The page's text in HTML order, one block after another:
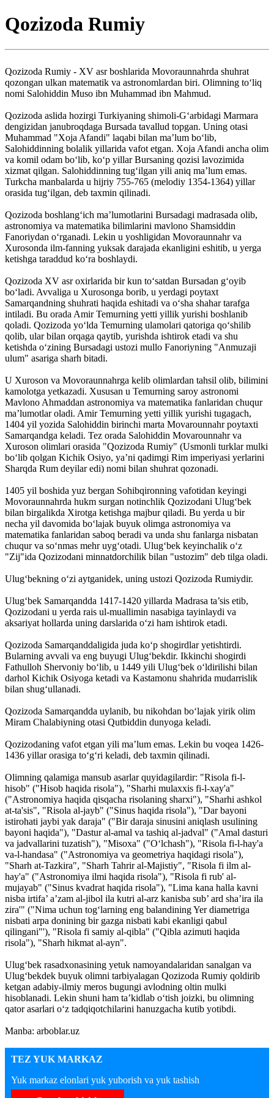
Qozizoda Rumiy
Qozizoda Rumiy - XV asr boshlarida Movoraunnahrda shuhrat
qozongan ulkan matematik va astronomlardan biri. Olimning to‘liq
nomi Salohiddin Muso ibn Muhammad ibn Mahmud.
Qozizoda aslida hozirgi Turkiyaning shimoli-G‘arbidagi Marmara
dengizidan janubroqdaga Bursada tavallud topgan. Uning otasi
Muhammad "Xoja Afandi" laqabi bilan ma’lum bo‘lib,
Salohiddinning bolalik yillarida vafot etgan. Xoja Afandi ancha olim
va komil odam bo‘lib, ko‘p yillar Bursaning qozisi lavozimida
xizmat qilgan. Salohiddinning tug‘ilgan yili aniq ma’lum emas.
Turkcha manbalarda u hijriy 755-765 (melodiy 1354-1364) yillar
orasida tug‘ilgan, deb taxmin qilinadi.
Qozizoda boshlang‘ich ma’lumotlarini Bursadagi madrasada olib,
astronomiya va matematika bilimlarini mavlono Shamsiddin
Fanoriydan o‘rganadi. Lekin u yoshligidan Movoraunnahr va
Xurosonda ilm-fanning yuksak darajada ekanligini eshitib, u yerga
ketishga taraddud ko‘ra boshlaydi.
Qozizoda XV asr oxirlarida bir kun to‘satdan Bursadan g‘oyib
bo‘ladi. Avvaliga u Xurosonga borib, u yerdagi poytaxt
Samarqandning shuhrati haqida eshitadi va o‘sha shahar tarafga
intiladi. Bu orada Amir Temurning yetti yillik yurishi boshlanib
qoladi. Qozizoda yo‘lda Temurning ulamolari qatoriga qo‘shilib
qolib, ular bilan orqaga qaytib, yurishda ishtirok etadi va shu
ketishda o‘zining Bursadagi ustozi mullo Fanoriyning "Anmuzaji
ulum" asariga sharh bitadi.
U Xuroson va Movoraunnahrga kelib olimlardan tahsil olib, bilimini
kamolotga yetkazadi. Xususan u Temurning saroy astronomi
Mavlono Ahmaddan astronomiya va matematika fanlaridan chuqur
ma’lumotlar oladi. Amir Temurning yetti yillik yurishi tugagach,
1404 yil yozida Salohiddin birinchi marta Movarounnahr poytaxti
Samarqandga keladi. Tez orada Salohiddin Movarounnahr va
Xuroson olimlari orasida "Qozizoda Rumiy" (Usmonli turklar mulki
bo‘lib qolgan Kichik Osiyo, ya’ni qadimgi Rim imperiyasi yerlarini
Sharqda Rum deyilar edi) nomi bilan shuhrat qozonadi.
1405 yil boshida yuz bergan Sohibqironning vafotidan keyingi
Movoraunnahrda hukm surgan notinchlik Qozizodani Ulug‘bek
bilan birgalikda Xirotga ketishga majbur qiladi. Bu yerda u bir
necha yil davomida bo‘lajak buyuk olimga astronomiya va
matematika fanlaridan saboq beradi va unda shu fanlarga nisbatan
chuqur va so‘nmas mehr uyg‘otadi. Ulug‘bek keyinchalik o‘z
"Zij"ida Qozizodani minnatdorchilik bilan "ustozim" deb tilga oladi.
Ulug‘bekning o‘zi aytganidek, uning ustozi Qozizoda Rumiydir.
Ulug‘bek Samarqandda 1417-1420 yillarda Madrasa ta’sis etib,
Qozizodani u yerda rais ul-muallimin nasabiga tayinlaydi va
aksariyat hollarda uning darslarida o‘zi ham ishtirok etadi.
Qozizoda Samarqanddaligida juda ko‘p shogirdlar yetishtirdi.
Bularning avvali va eng buyugi Ulug‘bekdir. Ikkinchi shogirdi
Fathulloh Shervoniy bo‘lib, u 1449 yili Ulug‘bek o‘ldirilishi bilan
darhol Kichik Osiyoga ketadi va Kastamonu shahrida mudarrislik
bilan shug‘ullanadi.
Qozizoda Samarqandda uylanib, bu nikohdan bo‘lajak yirik olim
Miram Chalabiyning otasi Qutbiddin dunyoga keladi.
Qozizodaning vafot etgan yili ma’lum emas. Lekin bu voqea 1426-
1436 yillar orasiga to‘g‘ri keladi, deb taxmin qilinadi.
Olimning qalamiga mansub asarlar quyidagilardir: "Risola fi-l-
hisob" ("Hisob haqida risola"), "Sharhi mulaxxis fi-l-xay'a"
("Astronomiya haqida qisqacha risolaning sharxi"), "Sharhi ashkol
at-ta'sis", "Risola al-jayb" ("Sinus haqida risola"), "Dar bayoni
istirohati jaybi yak daraja" ("Bir daraja sinusini aniqlash usulining
bayoni haqida"), "Dastur al-amal va tashiq al-jadval" ("Amal dasturi
va jadvallarini tuzatish"), "Misoxa" ("O‘lchash"), "Risola fi-l-hay'a
va-l-handasa" ("Astronomiya va geometriya haqidagi risola"),
"Sharh at-Tazkira", "Sharh Tahrir al-Majistiy", "Risola fi ilm al-
hay'a" ("Astronomiya ilmi haqida risola"), "Risola fi rub' al-
mujayab" ("Sinus kvadrat haqida risola"), "Lima kana halla kavni
nisba irtifa’ a’zam al-jibol ila kutri al-arz kanisba sub’ ard sha’ira ila
zira'" ("Nima uchun tog‘larning eng balandining Yer diametriga
nisbati arpa donining bir gazga nisbati kabi ekanligi qabul
qilingani"'), "Risola fi samiy al-qibla" ("Qibla azimuti haqida
risola"), "Sharh hikmat al-ayn".
Ulug‘bek rasadxonasining yetuk namoyandalaridan sanalgan va
Ulug‘bekdek buyuk olimni tarbiyalagan Qozizoda Rumiy qoldirib
ketgan adabiy-ilmiy meros bugungi avlodning oltin mulki
hisoblanadi. Lekin shuni ham ta’kidlab o‘tish joizki, bu olimning
qator asarlari o‘z tadqiqotchilarini hanuzgacha kutib yotibdi.
Manba: arboblar.uz
TEZ YUK MARKAZ
Yuk markaz elonlari yuk yuborish va yuk tashish